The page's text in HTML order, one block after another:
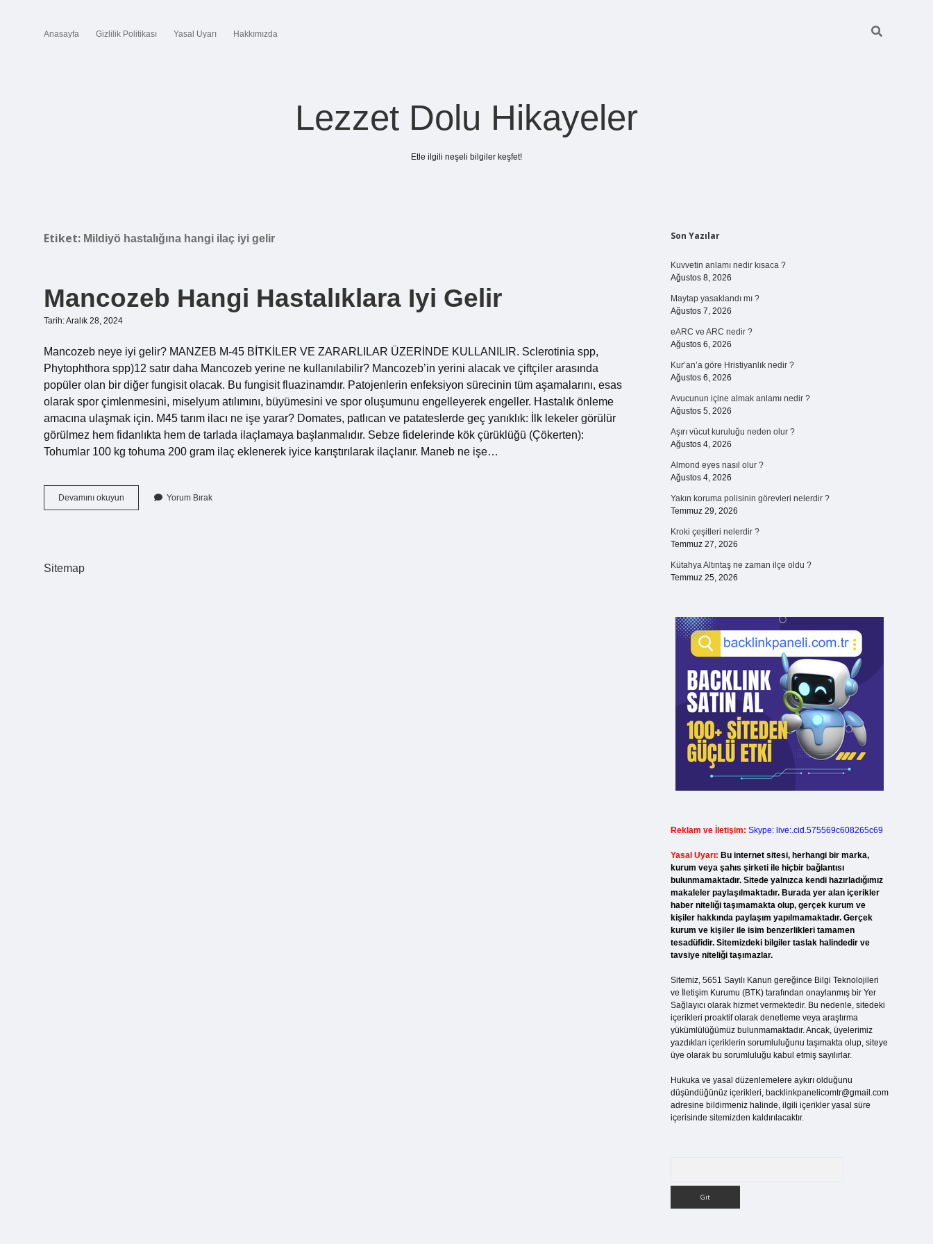
Anasayfa Gizlilik Politikası Yasal Uyarı Hakkımızda
Lezzet Dolu Hikayeler
Etle ilgili neşeli bilgiler keşfet!
Etiket: Mildiyö hastalığına hangi ilaç iyi gelir
Mancozeb Hangi Hastalıklara Iyi Gelir
Tarih: Aralık 28, 2024
Mancozeb neye iyi gelir? MANZEB M-45 BİTKİLER VE ZARARLILAR ÜZERİNDE KULLANILIR. Sclerotinia spp,
Phytophthora spp)12 satır daha Mancozeb yerine ne kullanılabilir? Mancozeb’in yerini alacak ve çiftçiler arasında
popüler olan bir diğer fungisit olacak. Bu fungisit fluazinamdır. Patojenlerin enfeksiyon sürecinin tüm aşamalarını, esas
olarak spor çimlenmesini, miselyum atılımını, büyümesini ve spor oluşumunu engelleyerek engeller. Hastalık önleme
amacına ulaşmak için. M45 tarım ilacı ne işe yarar? Domates, patlıcan ve patateslerde geç yanıklık: İlk lekeler görülür
görülmez hem fidanlıkta hem de tarlada ilaçlamaya başlanmalıdır. Sebze fidelerinde kök çürüklüğü (Çökerten):
Tohumlar 100 kg tohuma 200 gram ilaç eklenerek iyice karıştırılarak ilaçlanır. Maneb ne işe…
Devamını okuyun Mancozeb
Hangi
Yorum Bırak
Sitemap
Sidebar
Son Yazılar
Kuvvetin anlamı nedir kısaca ?
Ağustos 8, 2026
Maytap yasaklandı mı ?
Ağustos 7, 2026
eARC ve ARC nedir ?
Ağustos 6, 2026
Kur’an’a göre Hristiyanlık nedir ?
Ağustos 6, 2026
Avucunun içine almak anlamı nedir ?
Ağustos 5, 2026
Aşırı vücut kuruluğu neden olur ?
Ağustos 4, 2026
Almond eyes nasıl olur ?
Ağustos 4, 2026
Yakın koruma polisinin görevleri nelerdir ?
Temmuz 29, 2026
Kroki çeşitleri nelerdir ?
Temmuz 27, 2026
Kütahya Altıntaş ne zaman ilçe oldu ?
Temmuz 25, 2026
Reklam ve İletişim: Skype: live:.cid.575569c608265c69
Yasal Uyarı: Bu internet sitesi, herhangi bir marka,
kurum veya şahıs şirketi ile hiçbir bağlantısı
bulunmamaktadır. Sitede yalnızca kendi hazırladığımız
makaleler paylaşılmaktadır. Burada yer alan içerikler
haber niteliği taşımamakta olup, gerçek kurum ve
kişiler hakkında paylaşım yapılmamaktadır. Gerçek
kurum ve kişiler ile isim benzerlikleri tamamen
tesadüfidir. Sitemizdeki bilgiler taslak halindedir ve
tavsiye niteliği taşımazlar.
Sitemiz, 5651 Sayılı Kanun gereğince Bilgi Teknolojileri
ve İletişim Kurumu (BTK) tarafından onaylanmış bir Yer
Sağlayıcı olarak hizmet vermektedir. Bu nedenle, sitedeki
içerikleri proaktif olarak denetleme veya araştırma
yükümlülüğümüz bulunmamaktadır. Ancak, üyelerimiz
yazdıkları içeriklerin sorumluluğunu taşımakta olup, siteye
üye olarak bu sorumluluğu kabul etmiş sayılırlar.
Hukuka ve yasal düzenlemelere aykırı olduğunu
düşündüğünüz içerikleri, backlinkpanelicomtr@gmail.com
adresine bildirmeniz halinde, ilgili içerikler yasal süre
içerisinde sitemizden kaldırılacaktır.